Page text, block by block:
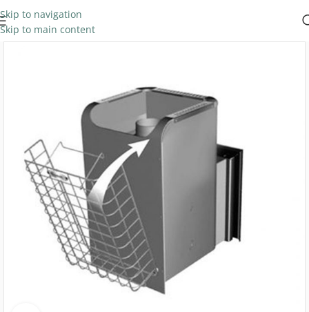
Skip to navigation
Skip to main content